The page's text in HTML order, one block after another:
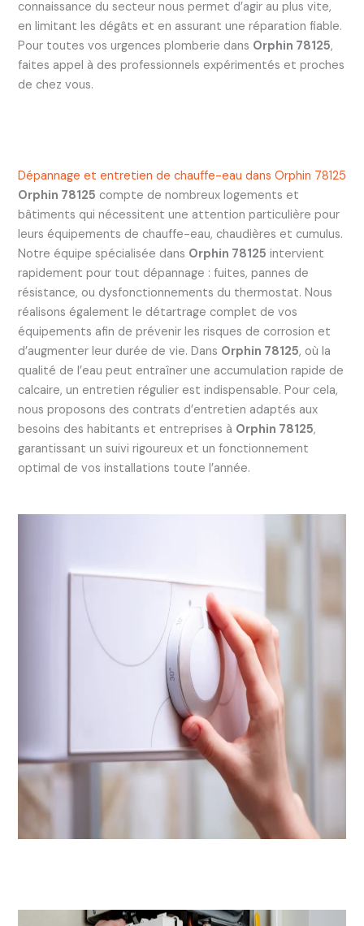
connaissance du secteur nous permet d’agir au plus vite,
en limitant les dégâts et en assurant une réparation fiable.
Pour toutes vos urgences plomberie dans Orphin 78125,
faites appel à des professionnels expérimentés et proches
de chez vous.
Dépannage et entretien de chauffe-eau dans Orphin 78125
Orphin 78125 compte de nombreux logements et
bâtiments qui nécessitent une attention particulière pour
leurs équipements de chauffe-eau, chaudières et cumulus.
Notre équipe spécialisée dans Orphin 78125 intervient
rapidement pour tout dépannage : fuites, pannes de
résistance, ou dysfonctionnements du thermostat. Nous
réalisons également le détartrage complet de vos
équipements afin de prévenir les risques de corrosion et
d’augmenter leur durée de vie. Dans Orphin 78125, où la
qualité de l’eau peut entraîner une accumulation rapide de
calcaire, un entretien régulier est indispensable. Pour cela,
nous proposons des contrats d’entretien adaptés aux
besoins des habitants et entreprises à Orphin 78125,
garantissant un suivi rigoureux et un fonctionnement
optimal de vos installations toute l’année.